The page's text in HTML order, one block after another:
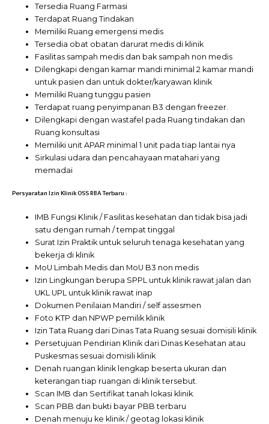
Tersedia Ruang Farmasi
Terdapat Ruang Tindakan
Memiliki Ruang emergensi medis
Tersedia obat obatan darurat medis di klinik
Fasilitas sampah medis dan bak sampah non medis
Dilengkapi dengan kamar mandi minimal 2 kamar mandi
untuk pasien dan untuk dokter/karyawan klinik
Memiliki Ruang tunggu pasien
Terdapat ruang penyimpanan B3 dengan freezer.
Dilengkapi dengan wastafel pada Ruang tindakan dan
Ruang konsultasi
Memiliki unit APAR minimal 1 unit pada tiap lantai nya
Sirkulasi udara dan pencahayaan matahari yang
memadai
Persyaratan Izin Klinik OSS RBA Terbaru :
IMB Fungsi Klinik / Fasilitas kesehatan dan tidak bisa jadi
satu dengan rumah / tempat tinggal
Surat Izin Praktik untuk seluruh tenaga kesehatan yang
bekerja di klinik
MoU Limbah Medis dan MoU B3 non medis
Izin Lingkungan berupa SPPL untuk klinik rawat jalan dan
UKL UPL untuk klinik rawat inap
Dokumen Penilaian Mandiri / self assesmen
Foto KTP dan NPWP pemilik klinik
Izin Tata Ruang dari Dinas Tata Ruang sesuai domisili klinik
Persetujuan Pendirian Klinik dari Dinas Kesehatan atau
Puskesmas sesuai domisili klinik
Denah ruangan klinik lengkap beserta ukuran dan
keterangan tiap ruangan di klinik tersebut.
Scan IMB dan Sertifikat tanah lokasi klinik.
Scan PBB dan bukti bayar PBB terbaru
Denah menuju ke klinik / geotag lokasi klinik